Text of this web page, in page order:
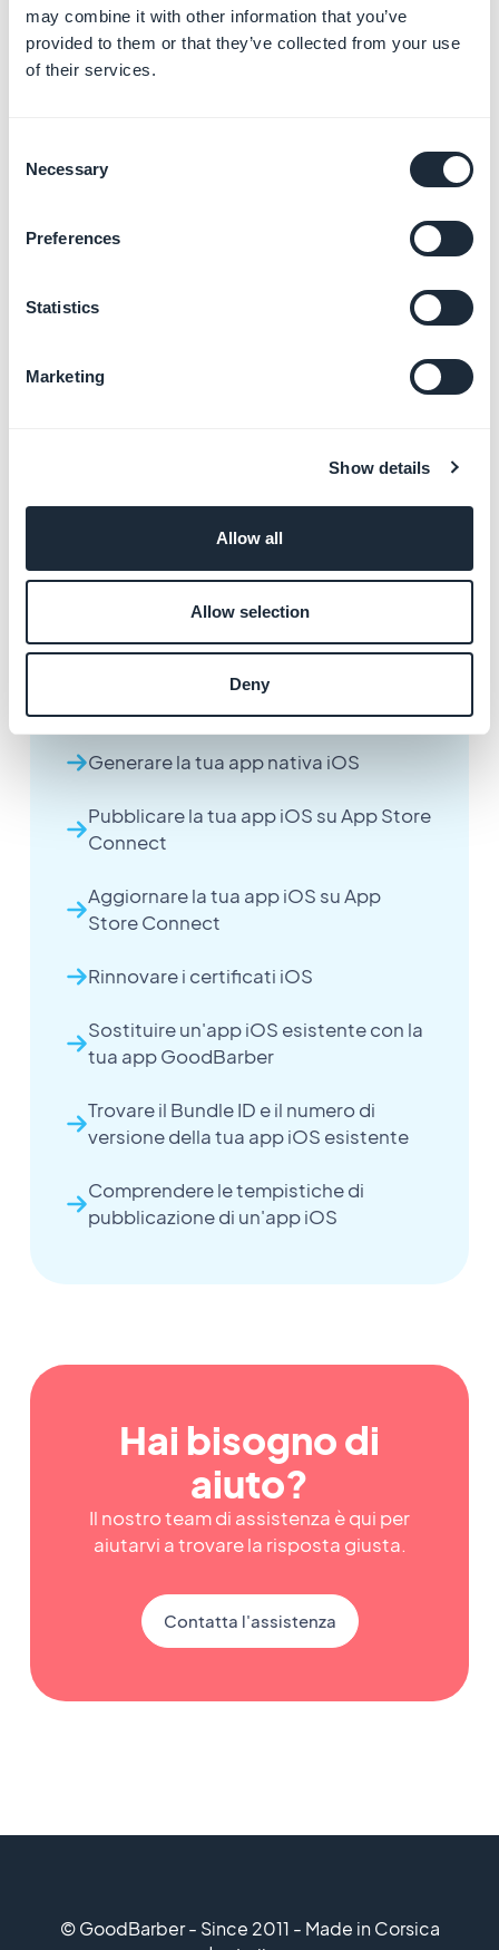
may combine it with other information that you’ve
provided to them or that they’ve collected from your use
of their services.
Selection
Necessary
Preferences
Statistics
Marketing
Show details
Allow all
Allow selection
Deny
3. Scorri in basso su
per trovare il
Altri articoli
Generare la tua app nativa iOS
Pubblicare la tua app iOS su App Store
Connect
Aggiornare la tua app iOS su App
Store Connect
Rinnovare i certificati iOS
Sostituire un'app iOS esistente con la
tua app GoodBarber
Trovare il Bundle ID e il numero di
versione della tua app iOS esistente
Comprendere le tempistiche di
pubblicazione di un'app iOS
Hai bisogno di
aiuto?
Il nostro team di assistenza è qui per
aiutarvi a trovare la risposta giusta.
Contatta l'assistenza
© GoodBarber - Since 2011 - Made in Corsica